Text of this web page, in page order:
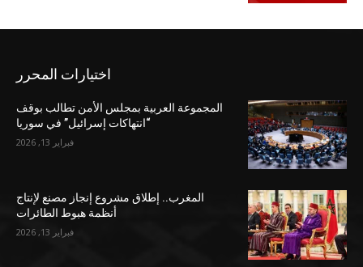
اختيارات المحرر
المجموعة العربية بمجلس الأمن تطالب بوقف
“انتهاكات إسرائيل” في سوريا
فبراير 13, 2026
المغرب.. إطلاق مشروع إنجاز مصنع لإنتاج
أنظمة هبوط الطائرات
فبراير 13, 2026